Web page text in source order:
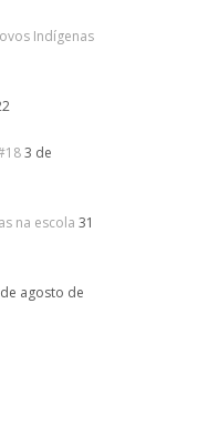
Indígenas
3 de
na escola 31
agosto de